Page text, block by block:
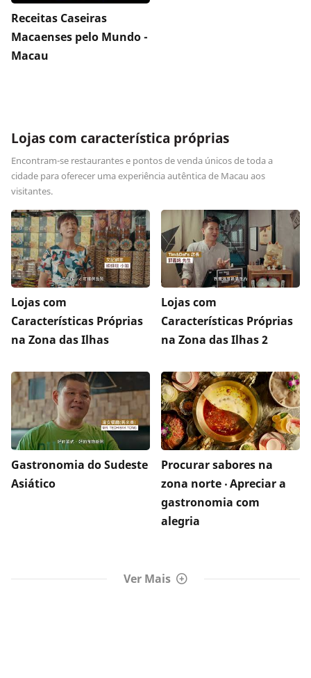
Receitas Caseiras
Macaenses pelo Mundo -
Macau
Lojas com característica próprias
Encontram-se restaurantes e pontos de venda únicos de toda a
cidade para oferecer uma experiência autêntica de Macau aos
visitantes.
Lojas com
Características Próprias
na Zona das Ilhas
Lojas com
Características Próprias
na Zona das Ilhas 2
Gastronomia do Sudeste
Asiático
Procurar sabores na
zona norte ‧ Apreciar a
gastronomia com
alegria
Ver Mais